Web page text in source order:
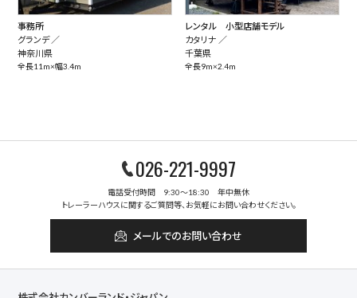
事務所
グランデ ／
神奈川県
全長11m×幅3.4m
レンタル 小型店舗モデル
カタリナ ／
千葉県
全長9m×2.4m
026-221-9997
電話受付時間 9:30～18:30 年中無休
トレーラーハウスに関するご質問等、お気軽にお問い合わせください。
メールでのお問い合わせ